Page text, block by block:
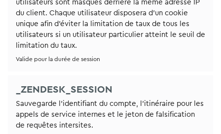
utilisateurs sont masqués derrière la même adresse IP
du client. Chaque utilisateur disposera d’un cookie
unique afin d’éviter la limitation de taux de tous les
utilisateurs si un utilisateur particulier atteint le seuil de
limitation du taux.
Valide pour la durée de session
_ZENDESK_SESSION
Sauvegarde l’identifiant du compte, l’itinéraire pour les
appels de service internes et le jeton de falsification
de requêtes intersites.